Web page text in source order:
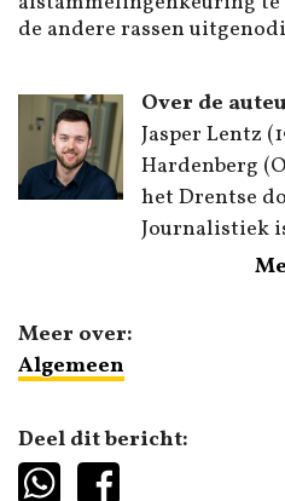
de andere rassen
Over de
Jasper Lentz
Hardenberg
het Drentse
Journalistiek
Meer over:
Algemeen
Deel dit bericht: